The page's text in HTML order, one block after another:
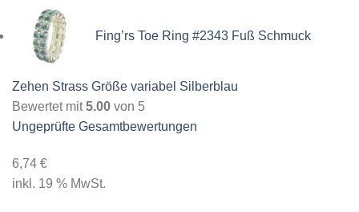
Fing’rs Toe Ring #2343 Fuß Schmuck
Zehen Strass Größe variabel Silberblau
Bewertet mit5.00 von 5
Ungeprüfte Gesamtbewertungen
6,74 €
inkl. 19 % MwSt.